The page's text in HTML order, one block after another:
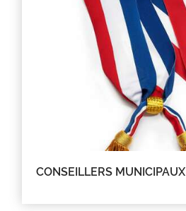
CONSEILLERS MUNICIPAUX